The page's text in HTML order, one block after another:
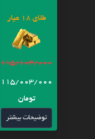
طلای 18 عیار
115/103/000
115/003/000
تومان
توضیحات بیشتر